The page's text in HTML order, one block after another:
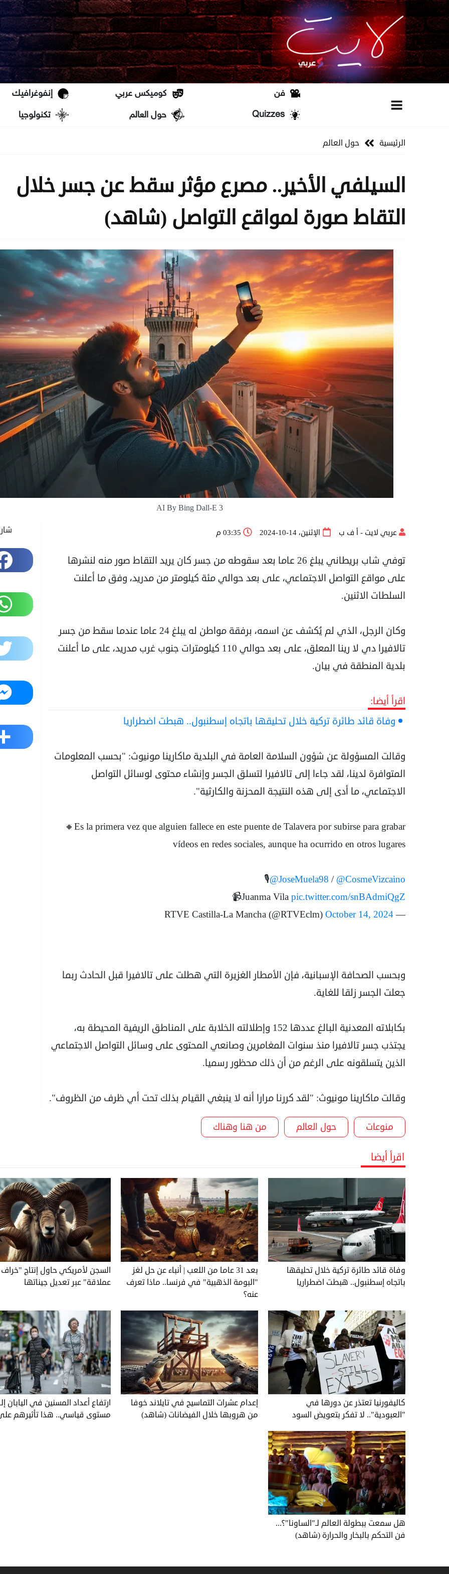
فن كوميكس عربي
إنفوغرافيك
Quizzes
حول العالم تكنولوجيا
الرئيسية حول العالم
السيلفي الأخير.. مصرع مؤثر سقط عن جسر خلال
التقاط صورة لمواقع التواصل (شاهد)
AI By Bing Dall-E 3
عربي لايت - أ ف ب الإثنين، 14-10-2024 03:35 م
توفي شاب بريطاني يبلغ 26 عاما بعد سقوطه من جسر كان يريد التقاط صور منه لنشرها
على مواقع التواصل الاجتماعي، على بعد حوالي مئة كيلومتر من مدريد، وفق ما أعلنت
السلطات الاثنين.
وكان الرجل، الذي لم يُكشف عن اسمه، برفقة مواطن له يبلغ 24 عاما عندما سقط من جسر
تالافيرا دي لا رينا المعلق، على بعد حوالي 110 كيلومترات جنوب غرب مدريد، على ما أعلنت
بلدية المنطقة في بيان.
اقرأ أيضا:
وفاة قائد طائرة تركية خلال تحليقها باتجاه إسطنبول.. هبطت اضطراريا
وقالت المسؤولة عن شؤون السلامة العامة في البلدية ماكارينا مونيوث: "بحسب المعلومات
المتوافرة لدينا، لقد جاءا إلى تالافيرا لتسلق الجسر وإنشاء محتوى لوسائل التواصل
الاجتماعي، ما أدى إلى هذه النتيجة المحزنة والكارثية".
🔸Es la primera vez que alguien fallece en este puente de Talavera por subirse para grabar
vídeos en redes sociales, aunque ha ocurrido en otros lugares
🎙️@JoseMuela98 /@CosmeVizcaino
📹Juanma Vilapic.twitter.com/snBAdmiQgZ
— RTVE Castilla-La Mancha (@RTVEclm)
October 14, 2024
وبحسب الصحافة الإسبانية، فإن الأمطار الغزيرة التي هطلت على تالافيرا قبل الحادث ربما
جعلت الجسر زلقا للغاية.
بكابلاته المعدنية البالغ عددها 152 وإطلالته الخلابة على المناطق الريفية المحيطة به،
يجتذب جسر تالافيرا منذ سنوات المغامرين وصانعي المحتوى على وسائل التواصل الاجتماعي
الذين يتسلقونه على الرغم من أن ذلك محظور رسميا.
وقالت ماكارينا مونيوث: "لقد كررنا مرارا أنه لا ينبغي القيام بذلك تحت أي ظرف من الظروف".
Facebook
Twitter
Share
منوعات حول العالم من هنا وهناك
اقرأ أيضا
وفاة قائد طائرة تركية خلال تحليقها
باتجاه إسطنبول.. هبطت اضطراريا
بعد 31 عاما من اللعب | أنباء عن حل لغز
"البومة الذهبية" في فرنسا.. ماذا تعرف
عنه؟
السجن لأمريكي حاول إنتاج "خراف
عملاقة" عبر تعديل جيناتها
كاليفورنيا تعتذر عن دورها في
"العبودية".. لا تفكر بتعويض السود
إعدام عشرات التماسيح في تايلاند خوفا
من هروبها خلال الفيضانات (شاهد)
ارتفاع أعداد المسنين في اليابان
مستوى قياسي.. هذا تأثيرهم على
هل سمعت ببطولة العالم لـ"الساونا"؟...
فن التحكم بالبخار والحرارة (شاهد)